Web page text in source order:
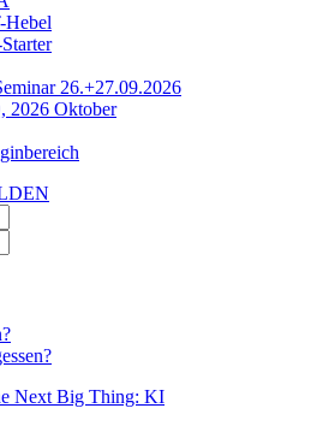
26.+27.09.2026
2026 Oktober